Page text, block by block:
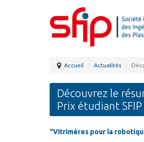
Accueil Actualités
Découvrez le
Prix étudiant SFIP
“Vitrimères pour la